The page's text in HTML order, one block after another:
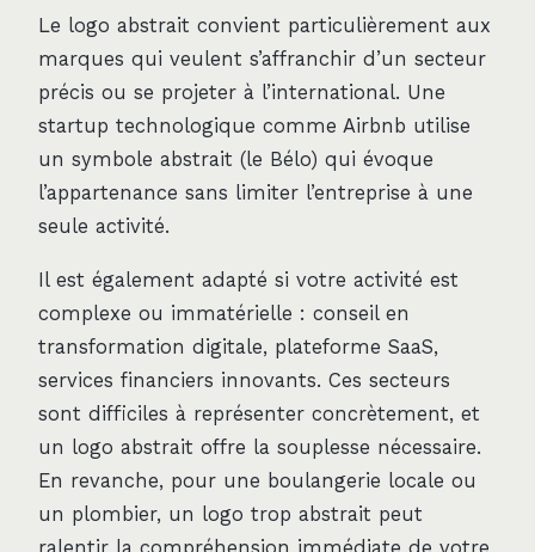
Le logo abstrait convient particulièrement aux
marques qui veulent s’affranchir d’un secteur
précis ou se projeter à l’international. Une
startup technologique comme Airbnb utilise
un symbole abstrait (le Bélo) qui évoque
l’appartenance sans limiter l’entreprise à une
seule activité.
Il est également adapté si votre activité est
complexe ou immatérielle : conseil en
transformation digitale, plateforme SaaS,
services financiers innovants. Ces secteurs
sont difficiles à représenter concrètement, et
un logo abstrait offre la souplesse nécessaire.
En revanche, pour une boulangerie locale ou
un plombier, un logo trop abstrait peut
ralentir la compréhension immédiate de votre